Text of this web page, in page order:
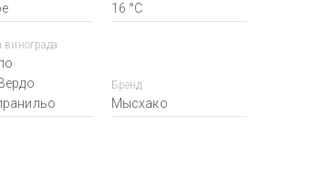
16 °С
винограда
Бренд
Мысхако